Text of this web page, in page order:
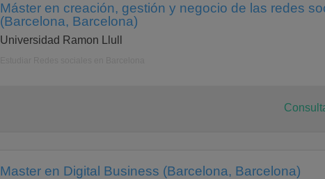
Máster en creación, gestión y negocio de las redes
(Barcelona, Barcelona)
Universidad Ramon Llull
Master en Digital Business (Barcelona, Barcelona)